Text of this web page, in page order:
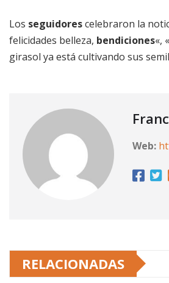
Los seguidorescelebraron la
felicidades belleza, bendiciones«,
girasol ya está cultivando sus
Web:
RELACIONADAS